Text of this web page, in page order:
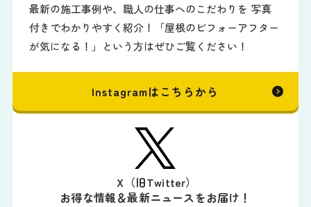
最新の施工事例や、職人の仕事へのこだわりを 写真
付きでわかりやすく紹介！「屋根のビフォーアフター
が気になる！」という方はぜひご覧ください！
Instagramはこちらから
X（旧Twitter）
お得な情報＆最新ニュースをお届け！